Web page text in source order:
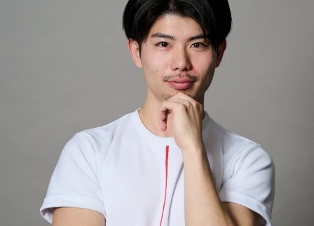
TRAINING
トレーニング
METHOD
メソッド
REVIEW
お客様の声
MEDIA
メディア
よくあるご質問